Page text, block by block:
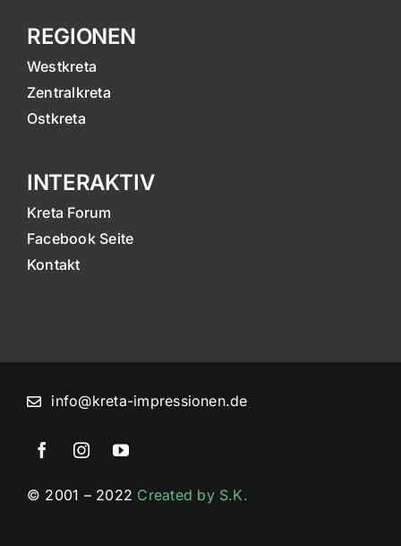
REGIONEN
Westkreta
Zentralkreta
Ostkreta
INTERAKTIV
Kreta Forum
Facebook Seite
Kontakt
info@kreta-impressionen.de
© 2001 – 2022 Created by S.K.